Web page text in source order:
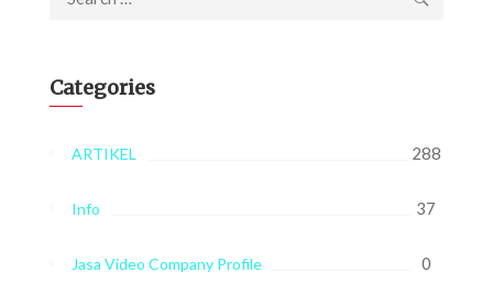
Categories
ARTIKEL 288
Info 37
Jasa Video Company Profile 0